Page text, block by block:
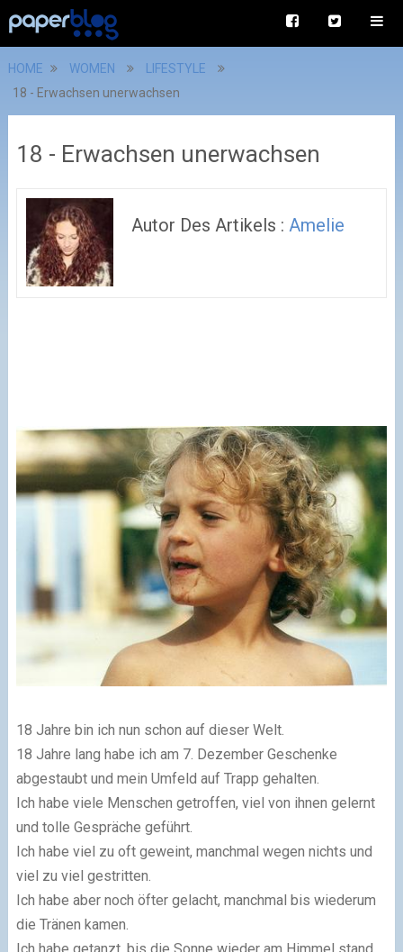
HOME WOMEN
LIFESTYLE
18 - Erwachsen unerwachsen
18 - Erwachsen unerwachsen
Autor Des Artikels :Amelie
18 Jahre bin ich nun schon auf dieser Welt.
18 Jahre lang habe ich am 7. Dezember Geschenke
abgestaubt und mein Umfeld auf Trapp gehalten.
Ich habe viele Menschen getroffen, viel von ihnen gelernt
und tolle Gespräche geführt.
Ich habe viel zu oft geweint, manchmal wegen nichts und
viel zu viel gestritten.
Ich habe aber noch öfter gelacht, manchmal bis wiederum
die Tränen kamen.